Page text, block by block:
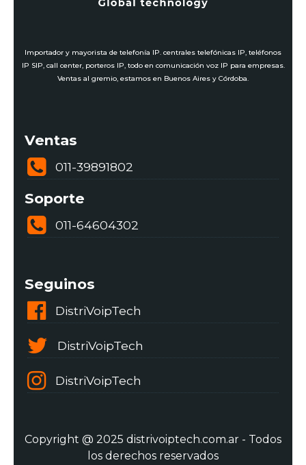
Importador y mayorista de telefonía IP. centrales telefónicas IP, teléfonos
IP SIP, call center, porteros IP, todo en comunicación voz IP para empresas.
Ventas al gremio, estamos en Buenos Aires y Córdoba.
Ventas
011-39891802
Soporte
011-64604302
Seguinos
DistriVoipTech
DistriVoipTech
DistriVoipTech
Copyright @ 2025 distrivoiptech.com.ar - Todos
los derechos reservados